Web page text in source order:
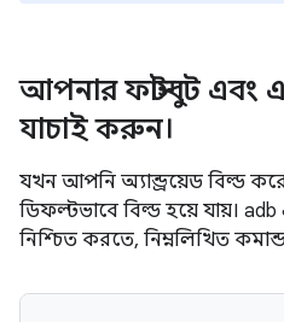
আপনার ফাস্টবুট এবং
যাচাই করুন।
যখন আপনি অ্যান্ড্রয়েড বিল্ড
ডিফল্টভাবে বিল্ড হয়ে যায়।
নিশ্চিত করতে, নিম্নলিখিত